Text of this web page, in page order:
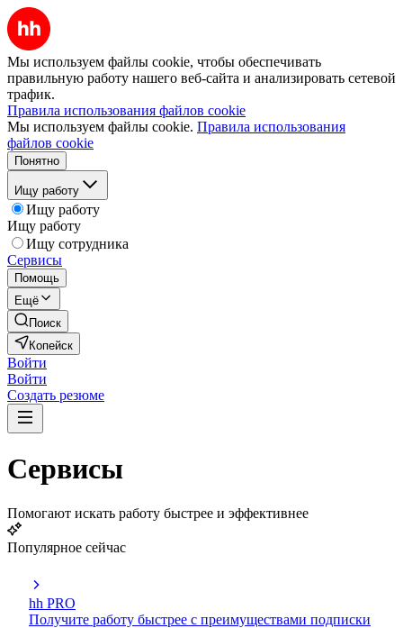
Мы используем файлы cookie, чтобы обеспечивать
правильную работу нашего веб-сайта и анализировать сетевой
трафик.
Правила использования файлов cookie
Мы используем файлы cookie. Правила использования
файлов cookie
Понятно
Ищу работу
Ищу работу
Ищу работу
Ищу сотрудника
Сервисы
Помощь
Ещё
Поиск
Копейск
Войти
Войти
Создать резюме
Сервисы
Помогают искать работу быстрее и эффективнее
Популярное сейчас
hh PRO
Получите работу быстрее с преимуществами подписки